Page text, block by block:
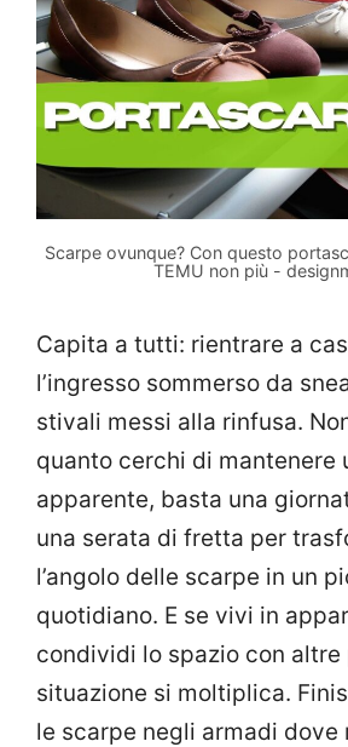
Scarpe ovunque? Con questo
TEMU non più -
Capita a tutti: rientrare a
l’ingresso sommerso da
stivali messi alla rinfusa.
quanto cerchi di mantenere
apparente, basta una
una serata di fretta per
l’angolo delle scarpe in un
quotidiano. E se vivi in
condividi lo spazio con altre
situazione si moltiplica.
le scarpe negli armadi dove